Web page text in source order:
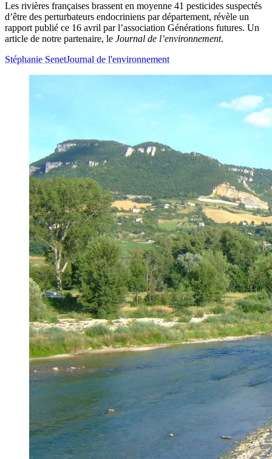
Les rivières françaises brassent en moyenne 41 pesticides suspectés
d’être des perturbateurs endocriniens par département, révèle un
rapport publié ce 16 avril par l’association Générations futures. Un
article de notre partenaire, le Journal de l’environnement.
Stéphanie SenetJournal de l'environnement